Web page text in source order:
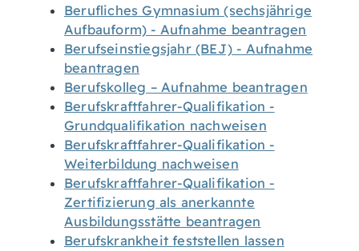
Berufliches Gymnasium (sechsjährige
Aufbauform) - Aufnahme beantragen
Berufseinstiegsjahr (BEJ) - Aufnahme
beantragen
Berufskolleg – Aufnahme beantragen
Berufskraftfahrer-Qualifikation -
Grundqualifikation nachweisen
Berufskraftfahrer-Qualifikation -
Weiterbildung nachweisen
Berufskraftfahrer-Qualifikation -
Zertifizierung als anerkannte
Ausbildungsstätte beantragen
Berufskrankheit feststellen lassen